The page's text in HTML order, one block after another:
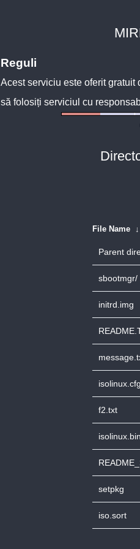
Reguli
Acest serviciu este oferit gratuit
să folosiți serviciul cu
File Name ↓
Parent
sbootmgr/
initrd.img
isolinux.cfg
f2.txt
isolinux.bin
setpkg
iso.sort